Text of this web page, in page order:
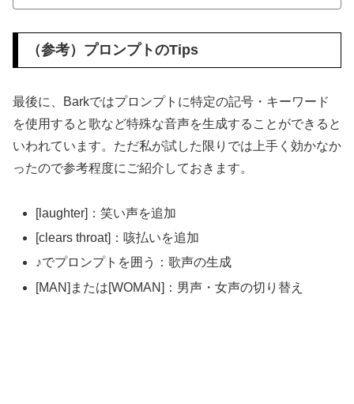
（参考）プロンプトのTips
最後に、Barkではプロンプトに特定の記号・キーワード
を使用すると歌など特殊な音声を生成することができると
いわれています。ただ私が試した限りでは上手く効かなか
ったので参考程度にご紹介しておきます。
[laughter]：笑い声を追加
[clears throat]：咳払いを追加
♪でプロンプトを囲う：歌声の生成
[MAN]または[WOMAN]：男声・女声の切り替え